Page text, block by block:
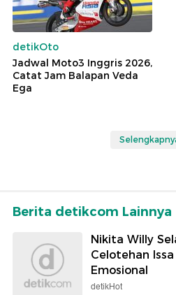
detikOto
Jadwal Moto3 Inggris 2026,
Catat Jam Balapan Veda
Ega
Berita detikcom Lainnya
Nikita Willy
Celotehan
Emosional
detikHot